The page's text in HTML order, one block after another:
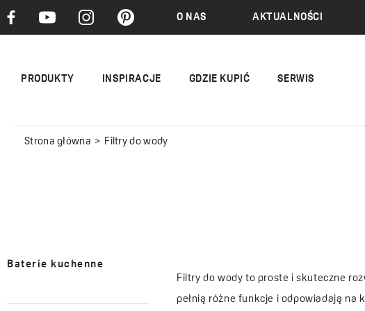
O NAS AKTUALNOŚCI
PRODUKTY INSPIRACJE GDZIE KUPIĆ SERWIS
Strona główna Filtry do wody
Baterie kuchenne
Filtry do wody to proste i skuteczne
pełnią różne funkcje i odpowiadają na